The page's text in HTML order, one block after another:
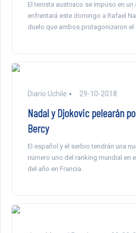
El tenista austriaco se impuso en
enfrentará este domingo a Rafael
duelo que ambos protagonizaron el
Diario Uchile 29-10-2018
Nadal y Djokovic pelearán
Bercy
El español y el serbio tendrán una
número uno del ranking mundial en
del año en Francia.